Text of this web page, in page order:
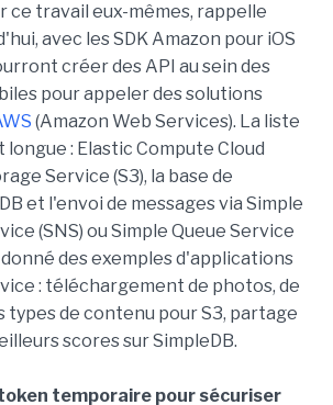
ce travail eux-mêmes, rappelle
avec les SDK Amazon pour iOS
créer des API au sein des
pour appeler des solutions
(Amazon Web Services). La liste
: Elastic Compute Cloud
Service (S3), la base de
et l'envoi de messages via Simple
(SNS) ou Simple Queue Service
donné des exemples d'applications
: téléchargement de photos, de
types de contenu pour S3, partage
scores sur SimpleDB.
temporaire pour sécuriser